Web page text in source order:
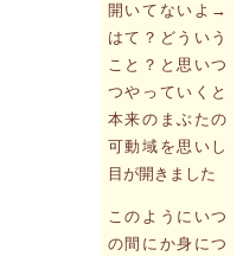
開いてないよ→
はて？どういう
こと？と思いつ
つやっていくと
本来のまぶたの
可動域を思いし
目が開きました
このようにいつ
の間にか身につ